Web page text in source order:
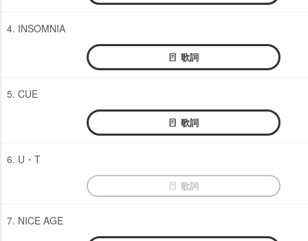
4. INSOMNIA
歌詞
5. CUE
歌詞
6. U・T
歌詞
7. NICE AGE